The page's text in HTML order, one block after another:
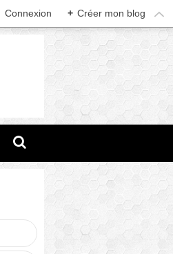
Connexion + Créer mon blog